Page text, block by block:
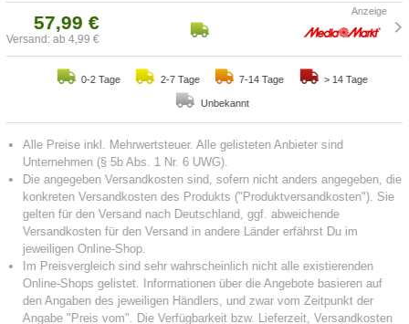
57,99 €
Versand: ab 4,99 €
0-2 Tage 2-7 Tage 7-14 Tage > 14 Tage
Unbekannt